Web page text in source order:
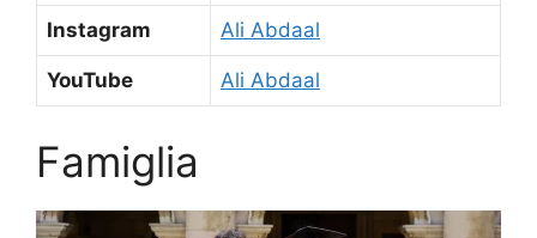
Instagram Ali Abdaal
YouTube Ali Abdaal
Famiglia